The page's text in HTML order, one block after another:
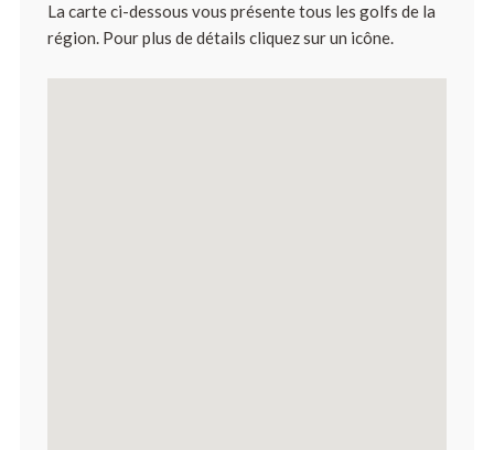
La carte ci-dessous vous présente tous les golfs de la
région. Pour plus de détails cliquez sur un icône.